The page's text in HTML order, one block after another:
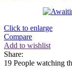
Click to enlarge
Compare
Add to wishlist
Share:
19 People watching